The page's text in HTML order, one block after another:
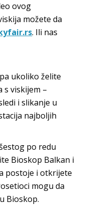
ovog
možete da
. Ili nas
ukoliko želite
s viskijem –
i slikanje u
najboljih
po redu
Bioskop Balkan i
postoje i otkrijete
mogu da
Bioskop.